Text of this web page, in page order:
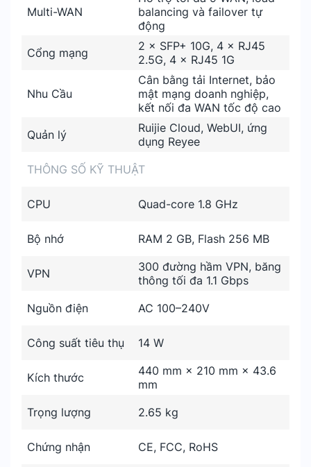
Multi-WAN
balancing và failover tự
động
Cổng mạng
2 × SFP+ 10G, 4 × RJ45
2.5G, 4 × RJ45 1G
Nhu Cầu
Cân bằng tải Internet, bảo
mật mạng doanh nghiệp,
kết nối đa WAN tốc độ cao
Quản lý
Ruijie Cloud, WebUI, ứng
dụng Reyee
THÔNG SỐ KỸ THUẬT
CPU Quad-core 1.8 GHz
Bộ nhớ RAM 2 GB, Flash 256 MB
VPN
300 đường hầm VPN, băng
thông tối đa 1.1 Gbps
Nguồn điện
AC 100–240V
Công suất tiêu thụ 14 W
Kích thước
440 mm × 210 mm × 43.6
mm
Trọng lượng
2.65 kg
Chứng nhận CE, FCC, RoHS